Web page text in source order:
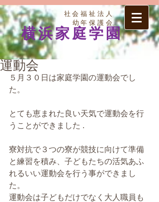
社会福祉法人
幼年保護会
横浜家庭学園
運動会
５月３０日は家庭学園の運動会でし
た。
とても恵まれた良い天気で運動会を行
うことができました .
寮対抗で３つの寮が競技に向けて準備
と練習を積み、子どもたちの活気あふ
れるいい運動会を行う事ができまし
た。
運動会は子どもだけでなく大人職員も